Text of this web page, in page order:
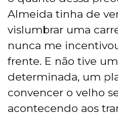
Almeida tinha de
vislumbrar uma
nunca me
frente. E não tive
determinada, um
convencer o velho
acontecendo aos